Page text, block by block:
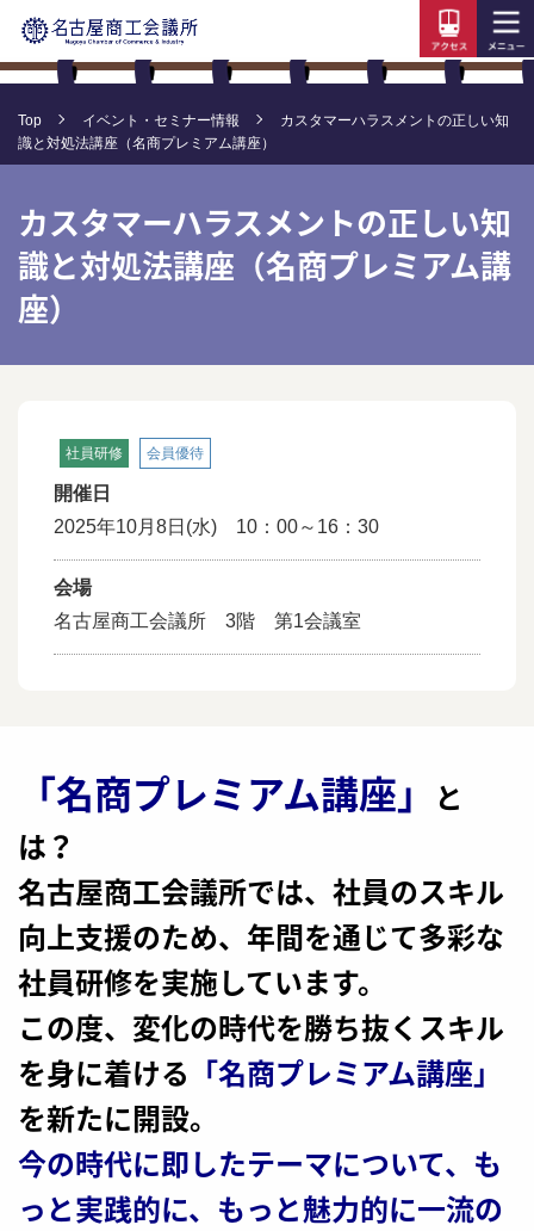
Top イベント・セミナー情報
カスタマーハラスメントの正しい知
識と対処法講座（名商プレミアム講座）
カスタマーハラスメントの正しい知
識と対処法講座（名商プレミアム講
座）
社員研修 会員優待
開催日
2025年10月8日(水) 10：00～16：30
会場
名古屋商工会議所 3階 第1会議室
「名商プレミアム講座」
と
は？
名古屋商工会議所では、社員のスキル
向上支援のため、年間を通じて多彩な
社員研修を実施しています。
この度、変化の時代を勝ち抜くスキル
を身に着ける 「名商プレミアム講座」
を新たに開設。
今の時代に即したテーマについて、も
っと実践的に、もっと魅力的に一流の